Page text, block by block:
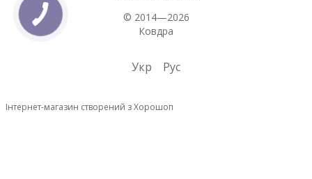
© 2014—2026
Ковдра
Укр Рус
Інтернет-магазин створений з Хорошоп